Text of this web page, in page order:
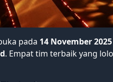
pada 14 November 2025
. Empat tim terbaik yang